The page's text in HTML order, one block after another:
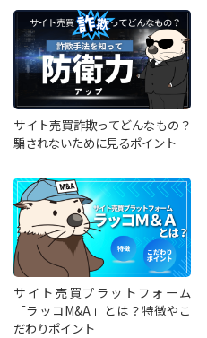
サイト売買詐欺ってどんなもの？
騙されないために見るポイント
サイト売買プラットフォーム
「ラッコM&A」とは？特徴やこ
だわりポイント